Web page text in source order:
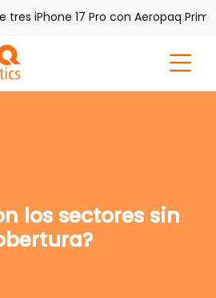
iPhone 17 Pro con Aeropaq Prime
los sectores sin